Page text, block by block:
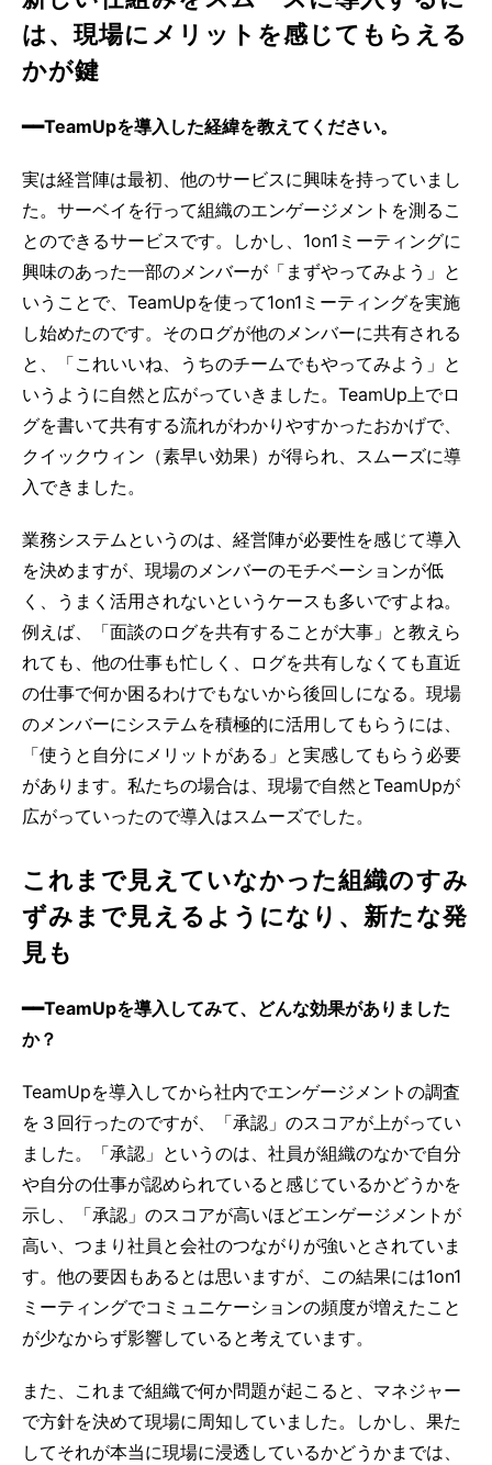
は、現場にメリットを感じてもらえる
かが鍵
━━TeamUpを導入した経緯を教えてください。
実は経営陣は最初、他のサービスに興味を持っていまし
た。サーベイを行って組織のエンゲージメントを測るこ
とのできるサービスです。しかし、1on1ミーティングに
興味のあった一部のメンバーが「まずやってみよう」と
いうことで、TeamUpを使って1on1ミーティングを実施
し始めたのです。そのログが他のメンバーに共有される
と、「これいいね、うちのチームでもやってみよう」と
いうように自然と広がっていきました。TeamUp上でロ
グを書いて共有する流れがわかりやすかったおかげで、
クイックウィン（素早い効果）が得られ、スムーズに導
入できました。
業務システムというのは、経営陣が必要性を感じて導入
を決めますが、現場のメンバーのモチベーションが低
く、うまく活用されないというケースも多いですよね。
例えば、「面談のログを共有することが大事」と教えら
れても、他の仕事も忙しく、ログを共有しなくても直近
の仕事で何か困るわけでもないから後回しになる。現場
のメンバーにシステムを積極的に活用してもらうには、
「使うと自分にメリットがある」と実感してもらう必要
があります。私たちの場合は、現場で自然とTeamUpが
広がっていったので導入はスムーズでした。
これまで見えていなかった組織のすみ
ずみまで見えるようになり、新たな発
見も
━━TeamUpを導入してみて、どんな効果がありました
か？
TeamUpを導入してから社内でエンゲージメントの調査
を３回行ったのですが、「承認」のスコアが上がってい
ました。「承認」というのは、社員が組織のなかで自分
や自分の仕事が認められていると感じているかどうかを
示し、「承認」のスコアが高いほどエンゲージメントが
高い、つまり社員と会社のつながりが強いとされていま
す。他の要因もあるとは思いますが、この結果には1on1
ミーティングでコミュニケーションの頻度が増えたこと
が少なからず影響していると考えています。
また、これまで組織で何か問題が起こると、マネジャー
で方針を決めて現場に周知していました。しかし、果た
してそれが本当に現場に浸透しているかどうかまでは、